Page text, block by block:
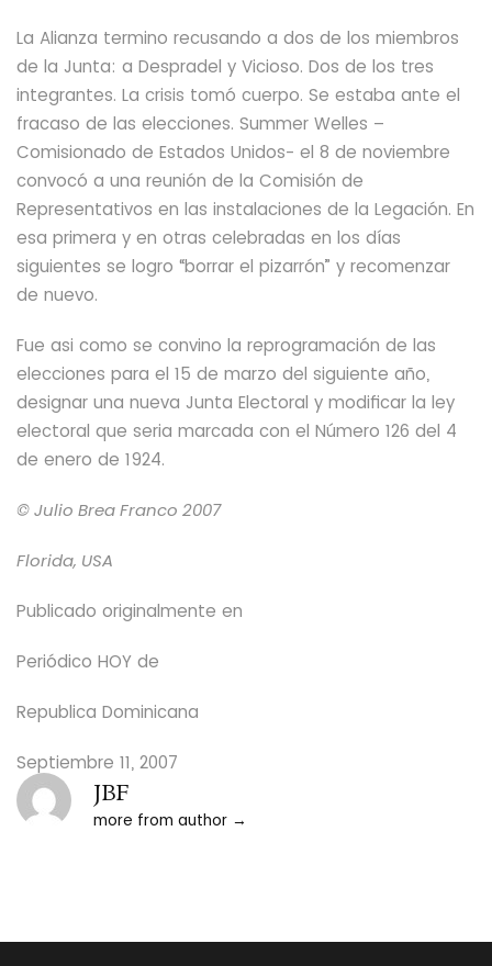
La Alianza termino recusando a dos de los miembros
de la Junta: a Despradel y Vicioso. Dos de los tres
integrantes. La crisis tomó cuerpo. Se estaba ante el
fracaso de las elecciones. Summer Welles –
Comisionado de Estados Unidos- el 8 de noviembre
convocó a una reunión de la Comisión de
Representativos en las instalaciones de la Legación. En
esa primera y en otras celebradas en los días
siguientes se logro “borrar el pizarrón” y recomenzar
de nuevo.
Fue asi como se convino la reprogramación de las
elecciones para el 15 de marzo del siguiente año,
designar una nueva Junta Electoral y modificar la ley
electoral que seria marcada con el Número 126 del 4
de enero de 1924.
© Julio Brea Franco 2007
Florida, USA
Publicado originalmente en
Periódico HOY de
Republica Dominicana
Septiembre 11, 2007
JBF
more from author